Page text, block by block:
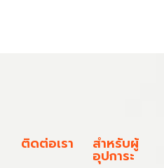
ติดต่อเรา สำหรับผู้
อุปการะ